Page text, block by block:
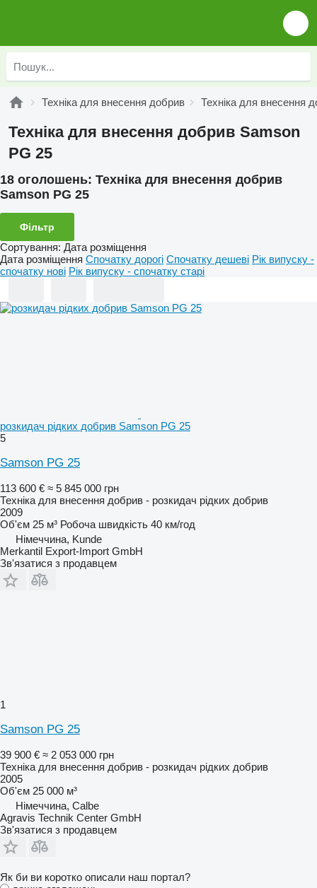
Техніка для внесення добрив Техніка для внесення
Техніка для внесення добрив Samson
PG 25
18 оголошень: Техніка для внесення добрив
Samson PG 25
Фільтр
Сортування: Дата розміщення
Дата розміщення Спочатку дорогі Спочатку дешеві Рік випуску -
спочатку нові Рік випуску - спочатку старі
розкидач рідких добрив Samson PG 25
5
Samson PG 25
113 600 € ≈ 5 845 000 грн
Техніка для внесення добрив - розкидач рідких добрив
2009
Об'єм 25 м³ Робоча швидкість 40 км/год
Німеччина, Kunde
Merkantil Export-Import GmbH
Зв'язатися з продавцем
1
Samson PG 25
39 900 € ≈ 2 053 000 грн
Техніка для внесення добрив - розкидач рідких добрив
2005
Об'єм 25 000 м³
Німеччина, Calbe
Agravis Technik Center GmbH
Зв'язатися з продавцем
Як би ви коротко описали наш портал?